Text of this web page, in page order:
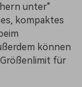
unter"
kompaktes
können
für